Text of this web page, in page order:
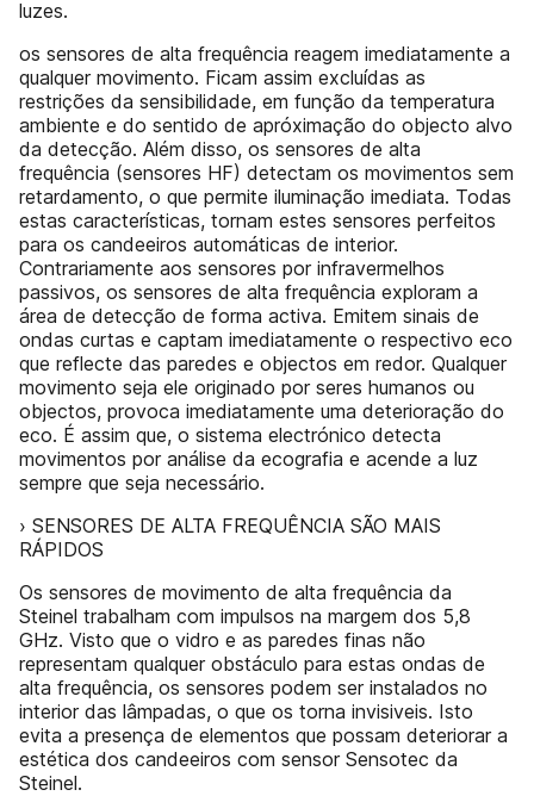
luzes.
os sensores de alta frequência reagem imediatamente a
qualquer movimento. Ficam assim excluídas as
restrições da sensibilidade, em função da temperatura
ambiente e do sentido de apróximação do objecto alvo
da detecção. Além disso, os sensores de alta
frequência (sensores HF) detectam os movimentos sem
retardamento, o que permite iluminação imediata. Todas
estas características, tornam estes sensores perfeitos
para os candeeiros automáticas de interior.
Contrariamente aos sensores por infravermelhos
passivos, os sensores de alta frequência exploram a
área de detecção de forma activa. Emitem sinais de
ondas curtas e captam imediatamente o respectivo eco
que reflecte das paredes e objectos em redor. Qualquer
movimento seja ele originado por seres humanos ou
objectos, provoca imediatamente uma deterioração do
eco. É assim que, o sistema electrónico detecta
movimentos por análise da ecografia e acende a luz
sempre que seja necessário.
› SENSORES DE ALTA FREQUÊNCIA SÃO MAIS
RÁPIDOS
Os sensores de movimento de alta frequência da
Steinel trabalham com impulsos na margem dos 5,8
GHz. Visto que o vidro e as paredes finas não
representam qualquer obstáculo para estas ondas de
alta frequência, os sensores podem ser instalados no
interior das lâmpadas, o que os torna invisiveis. Isto
evita a presença de elementos que possam deteriorar a
estética dos candeeiros com sensor Sensotec da
Steinel.